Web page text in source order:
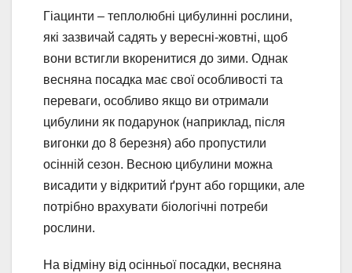
Гіацинти – теплолюбні цибулинні рослини,
які зазвичай садять у вересні-жовтні, щоб
вони встигли вкоренитися до зими. Однак
весняна посадка має свої особливості та
переваги, особливо якщо ви отримали
цибулини як подарунок (наприклад, після
вигонки до 8 березня) або пропустили
осінній сезон. Весною цибулини можна
висадити у відкритий ґрунт або горщики, але
потрібно врахувати біологічні потреби
рослини.
На відміну від осінньої посадки, весняна